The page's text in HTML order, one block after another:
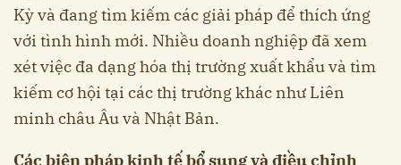
Kỳ và đang tìm kiếm các giải pháp để thích ứng
với tình hình mới. Nhiều doanh nghiệp đã xem
xét việc đa dạng hóa thị trường xuất khẩu và tìm
kiếm cơ hội tại các thị trường khác như Liên
minh châu Âu và Nhật Bản.​
Các biện pháp kinh tế bổ sung và điều chỉnh